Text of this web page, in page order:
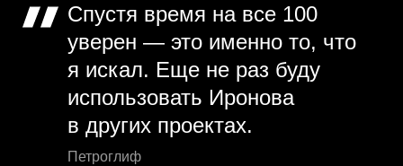
Спустя время на все 100
уверен — это именно то, что
я искал. Еще не раз буду
использовать Иронова
в других проектах.
Петроглиф